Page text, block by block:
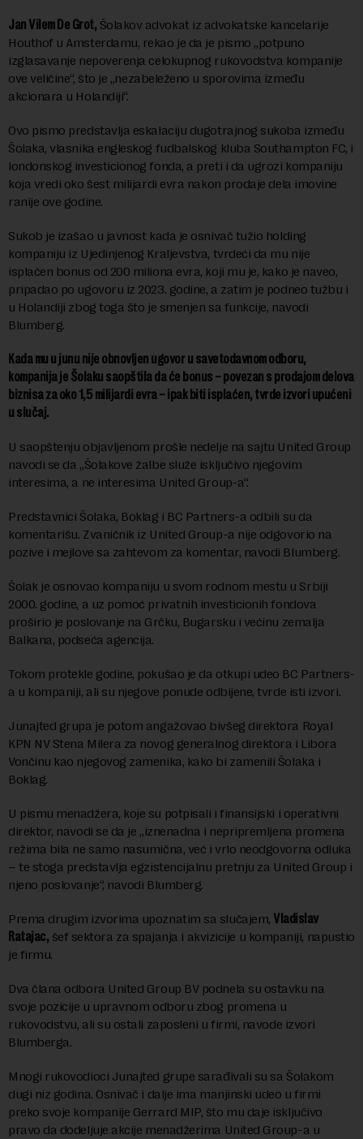
Jan Vilem De Grot, Šolakov advokat iz advokatske kancelarije
Houthof u Amsterdamu, rekao je da je pismo „potpuno
izglasavanje nepoverenja celokupnog rukovodstva kompanije
ove veličine“, što je „nezabeleženo u sporovima između
akcionara u Holandiji“.
Ovo pismo predstavlja eskalaciju dugotrajnog sukoba između
Šolaka, vlasnika engleskog fudbalskog kluba Southampton FC, i
londonskog investicionog fonda, a preti i da ugrozi kompaniju
koja vredi oko šest milijardi evra nakon prodaje dela imovine
ranije ove godine.
Sukob je izašao u javnost kada je osnivač tužio holding
kompaniju iz Ujedinjenog Kraljevstva, tvrdeći da mu nije
isplaćen bonus od 200 miliona evra, koji mu je, kako je naveo,
pripadao po ugovoru iz 2023. godine, a zatim je podneo tužbu i
u Holandiji zbog toga što je smenjen sa funkcije, navodi
Blumberg.
Kada mu u junu nije obnovljen ugovor u savetodavnom odboru,
kompanija je Šolaku saopštila da će bonus – povezan s prodajom delova
biznisa za oko 1,5 milijardi evra – ipak biti isplaćen, tvrde izvori upućeni
u slučaj.
U saopštenju objavljenom prošle nedelje na sajtu United Group
navodi se da „Šolakove žalbe služe isključivo njegovim
interesima, a ne interesima United Group-a“.
Predstavnici Šolaka, Boklag i BC Partners-a odbili su da
komentarišu. Zvaničnik iz United Group-a nije odgovorio na
pozive i mejlove sa zahtevom za komentar, navodi Blumberg.
Šolak je osnovao kompaniju u svom rodnom mestu u Srbiji
2000. godine, a uz pomoć privatnih investicionih fondova
proširio je poslovanje na Grčku, Bugarsku i većinu zemalja
Balkana, podseća agencija.
Tokom protekle godine, pokušao je da otkupi udeo BC Partners-
a u kompaniji, ali su njegove ponude odbijene, tvrde isti izvori.
Junajted grupa je potom angažovao bivšeg direktora Royal
KPN NV Stena Milera za novog generalnog direktora i Libora
Vončinu kao njegovog zamenika, kako bi zamenili Šolaka i
Boklag.
U pismu menadžera, koje su potpisali i finansijski i operativni
direktor, navodi se da je „iznenadna i nepripremljena promena
režima bila ne samo nasumična, već i vrlo neodgovorna odluka
– te stoga predstavlja egzistencijalnu pretnju za United Group i
njeno poslovanje“, navodi Blumberg.
Prema drugim izvorima upoznatim sa slučajem, Vladislav
Ratajac, šef sektora za spajanja i akvizicije u kompaniji, napustio
je firmu.
Dva člana odbora United Group BV podnela su ostavku na
svoje pozicije u upravnom odboru zbog promena u
rukovodstvu, ali su ostali zaposleni u firmi, navode izvori
Blumberga.
Mnogi rukovodioci Junajted grupe sarađivali su sa Šolakom
dugi niz godina. Osnivač i dalje ima manjinski udeo u firmi
preko svoje kompanije Gerrard MIP, što mu daje isključivo
pravo da dodeljuje akcije menadžerima United Group-a u